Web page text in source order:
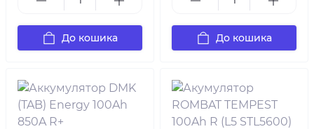
До кошика До кошика